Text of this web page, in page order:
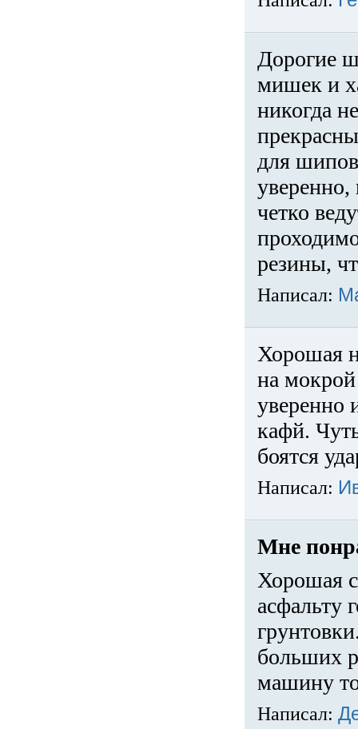
Дорогие
мишек и
никогда
для
четко
резины,
Написал:
Хорошая
на
уверенно
кафй.
боятся
Написал:
Мне
Хорошая
асфальту
больших
машину
Написал: